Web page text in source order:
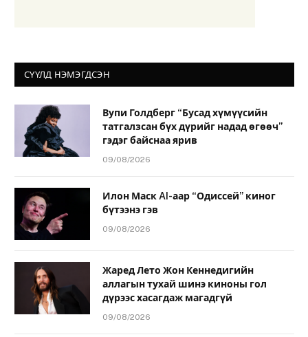
СҮҮЛД НЭМЭГДСЭН
Вупи Голдберг “Бусад хүмүүсийн
татгалзсан бүх дүрийг надад өгөөч”
гэдэг байснаа ярив
09/08/2026
Илон Маск AI-аар “Одиссей” киног
бүтээнэ гэв
09/08/2026
Жаред Лето Жон Кеннедигийн
аллагын тухай шинэ киноны гол
дүрээс хасагдаж магадгүй
09/08/2026